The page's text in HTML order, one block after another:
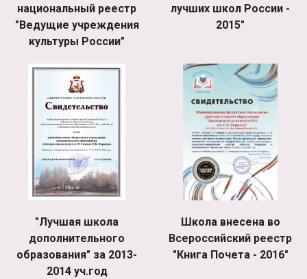
национальный реестр
"Ведущие учреждения
культуры России"
лучших школ России -
2015"
"Лучшая школа
дополнительного
образования" за 2013-
2014 уч.год
Школа внесена во
Всероссийский реестр
"Книга Почета - 2016"